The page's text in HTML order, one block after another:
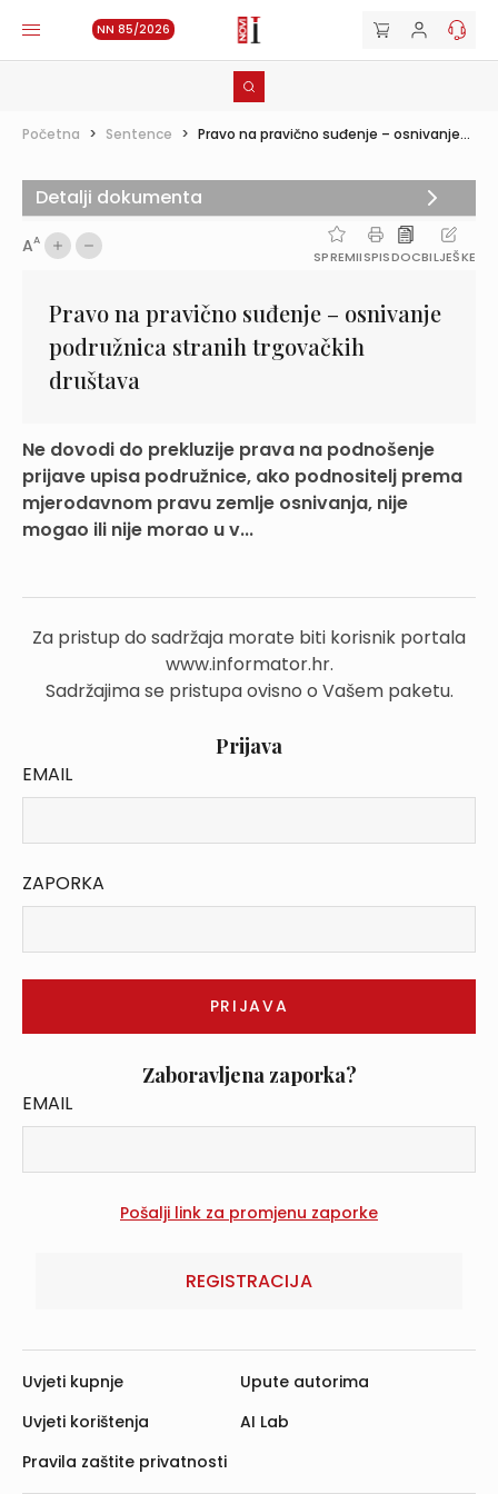
NN 85/2026
Početna > Sentence > Pravo na pravično suđenje – osnivanje...
AA
SPREMIISPISDOCBILJEŠKE
Pravo na pravično suđenje – osnivanje
podružnica stranih trgovačkih
društava
Ne dovodi do prekluzije prava na podnošenje
prijave upisa podružnice, ako podnositelj prema
mjerodavnom pravu zemlje osnivanja, nije
mogao ili nije morao u v...
Za pristup do sadržaja morate biti korisnik portala
www.informator.hr.
Sadržajima se pristupa ovisno o Vašem paketu.
Prijava
EMAIL
ZAPORKA
Zaboravljena zaporka?
EMAIL
REGISTRACIJA
Detalji dokumenta
Uvjeti kupnje
Uvjeti korištenja
Pravila zaštite privatnosti
Upute autorima
AI Lab